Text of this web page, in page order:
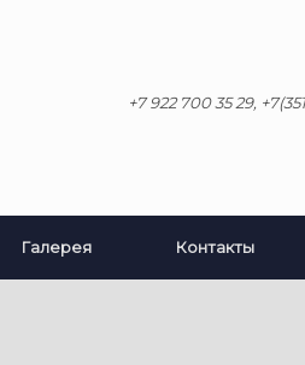
+7 922 700 35 29,
Галерея Контакты